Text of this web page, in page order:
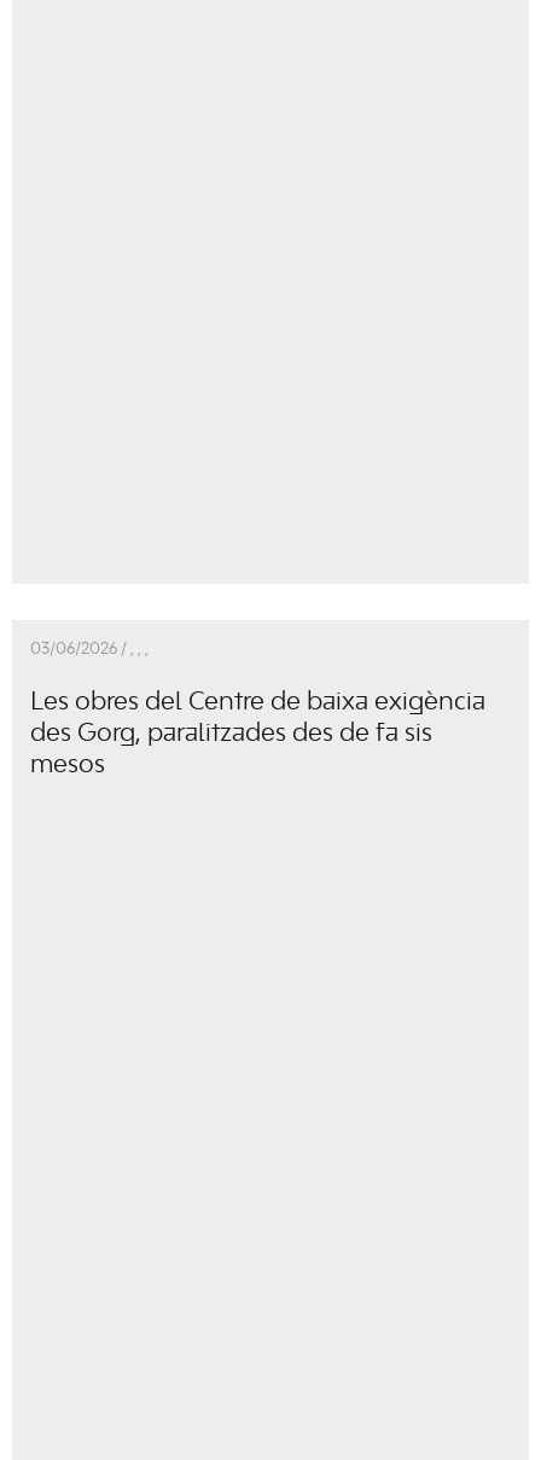
03/06/2026 / , , ,
Les obres del Centre de baixa exigència
des Gorg, paralitzades des de fa sis
mesos